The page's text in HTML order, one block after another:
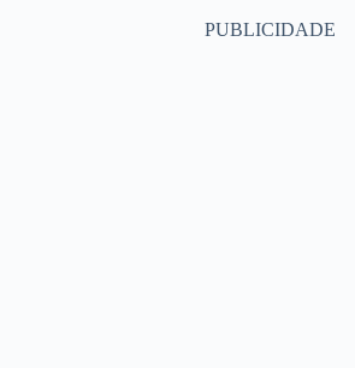
PUBLICIDADE